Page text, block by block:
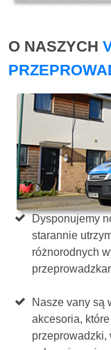
O NASZYCH
Dysponujemy
starannie
różnorodnych
Nasze vany są
akcesoria,
przeprowadzki,